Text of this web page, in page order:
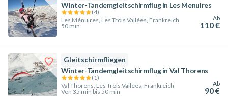
Winter-Tandemgleitschirmflug in Les Menuires
(4)
Les Ménuires, Les Trois Vallées, Frankreich
50 min
Ab
110 €
Gleitschirmfliegen
Winter-Tandemgleitschirmflug in Val Thorens
(1)
Val Thorens, Les Trois Vallées, Frankreich
Von 35 min bis 50 min
Ab
90 €